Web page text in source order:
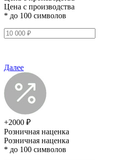
Цена с производства
* до 100 символов
Далее
+2000 ₽
Розничная наценка
Розничная наценка
* до 100 символов